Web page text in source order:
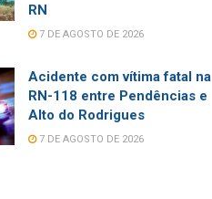
RN
7 DE AGOSTO DE 2026
Acidente com vítima fatal na
RN-118 entre Pendências e
Alto do Rodrigues
7 DE AGOSTO DE 2026